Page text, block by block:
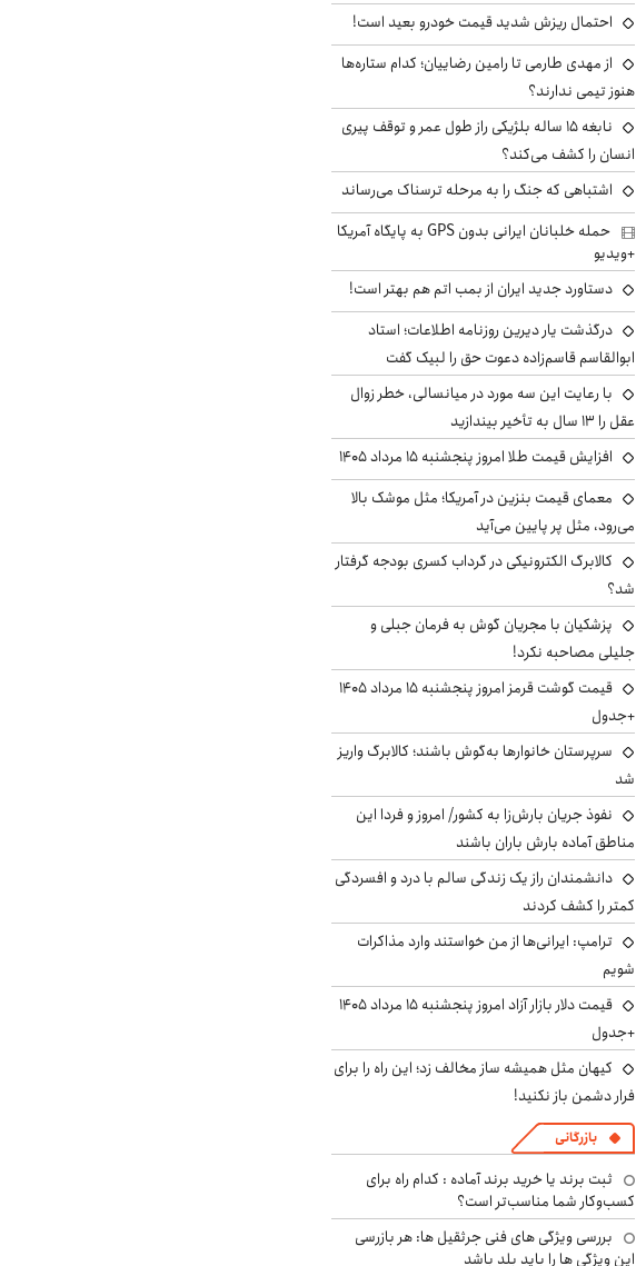
احتمال ریزش شدید قیمت خودرو بعید است!
از مهدی طارمی تا رامین رضاییان؛ کدام ستاره‌ها
هنوز تیمی ندارند؟
نابغه ۱۵ ساله بلژیکی راز طول عمر و توقف پیری
انسان را کشف می‌کند؟
اشتباهی که جنگ را به مرحله ترسناک می‌رساند
حمله خلبانان ایرانی بدون GPS به پایگاه آمریکا
+ویدیو
دستاورد جدید ایران از بمب اتم هم بهتر است!
درگذشت یار دیرین روزنامه اطلاعات؛ استاد
ابوالقاسم قاسم‌زاده دعوت حق را لبیک گفت
با رعایت این سه مورد در میانسالی، خطر زوال
عقل را ۱۳ سال به تأخیر بیندازید
افزایش قیمت طلا امروز پنجشنبه ۱۵ مرداد ۱۴۰۵
معمای قیمت بنزین در آمریکا؛ مثل موشک بالا
می‌رود، مثل پر پایین می‌آید
کالابرگ الکترونیکی در گرداب کسری بودجه گرفتار
شد؟
پزشکیان با مجریان گوش به فرمان جبلی و
جلیلی مصاحبه نکرد!
قیمت گوشت قرمز امروز پنجشنبه ۱۵ مرداد ۱۴۰۵
+جدول
سرپرستان خانوارها به‌گوش باشند؛ کالابرگ واریز
شد
نفوذ جریان بارش‌زا به کشور/ امروز و فردا این
مناطق آماده بارش باران باشند
دانشمندان راز یک زندگی سالم با درد و افسردگی
کمتر را کشف کردند
ترامپ: ایرانی‌ها از من خواستند وارد مذاکرات
شویم
قیمت دلار بازار آزاد امروز پنجشنبه ۱۵ مرداد ۱۴۰۵
+جدول
کیهان مثل همیشه ساز مخالف زد؛ این راه را برای
فرار دشمن باز نکنید!
بازرگانی
ثبت برند یا خرید برند آماده : کدام راه برای
کسب‌وکار شما مناسب‌تر است؟
بررسی ویژگی های فنی جرثقیل ها: هر بازرسی
این ویژگی ها را باید بلد باشد